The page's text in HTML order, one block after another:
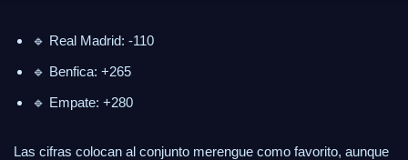
🔹 Real Madrid: -110
🔹 Benfica: +265
🔹 Empate: +280
Las cifras colocan al conjunto merengue como favorito, aunque